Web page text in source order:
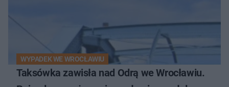
WYPADEK WE WROCŁAWIU
Taksówka zawisła nad Odrą we Wrocławiu.